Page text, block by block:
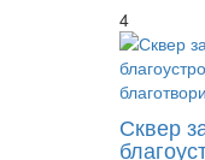
4
Сквер